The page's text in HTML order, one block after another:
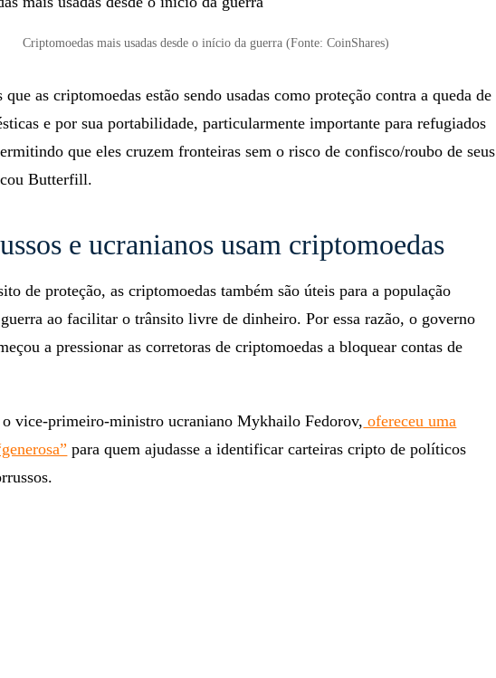
Criptomoedas mais usadas desde o início da guerra (Fonte: CoinShares)
as criptomoedas estão sendo usadas como proteção contra a queda de
e por sua portabilidade, particularmente importante para refugiados
que eles cruzem fronteiras sem o risco de confisco/roubo de seus
Butterfill.
e ucranianos usam criptomoedas
de proteção, as criptomoedas também são úteis para a população
ao facilitar o trânsito livre de dinheiro. Por essa razão, o governo
a pressionar as corretoras de criptomoedas a bloquear contas de
vice-primeiro-ministro ucraniano Mykhailo Fedorov, ofereceu uma
para quem ajudasse a identificar carteiras cripto de políticos